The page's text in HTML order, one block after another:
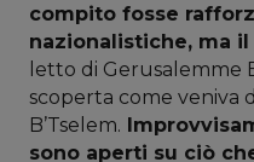
compito fosse
nazionalistiche, ma
letto di Gerusalemme
scoperta come veniva
B’Tselem.
sono aperti su ciò